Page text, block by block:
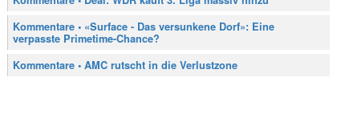
Kommentare • «Surface - Das versunkene Dorf»: Eine
verpasste Primetime-Chance?
Kommentare • AMC rutscht in die Verlustzone